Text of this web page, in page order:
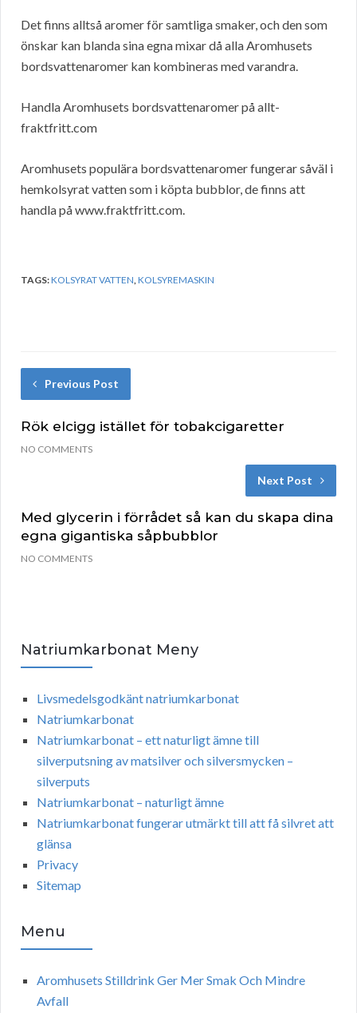
Det finns alltså aromer för samtliga smaker, och den som
önskar kan blanda sina egna mixar då alla Aromhusets
bordsvattenaromer kan kombineras med varandra.
Handla Aromhusets bordsvattenaromer på allt-
fraktfritt.com
Aromhusets populära bordsvattenaromer fungerar såväl i
hemkolsyrat vatten som i köpta bubblor, de finns att
handla på www.fraktfritt.com.
TAGS:KOLSYRAT VATTEN,KOLSYREMASKIN
Previous Post
Rök elcigg istället för tobakcigaretter
NO COMMENTS
Next Post
Med glycerin i förrådet så kan du skapa dina
egna gigantiska såpbubblor
NO COMMENTS
Natriumkarbonat Meny
Livsmedelsgodkänt natriumkarbonat
Natriumkarbonat
Natriumkarbonat – ett naturligt ämne till
silverputsning av matsilver och silversmycken –
silverputs
Natriumkarbonat – naturligt ämne
Natriumkarbonat fungerar utmärkt till att få silvret att
glänsa
Privacy
Sitemap
Menu
Aromhusets Stilldrink Ger Mer Smak Och Mindre
Avfall